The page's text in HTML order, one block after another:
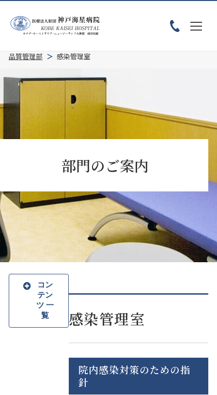
品質管理部
感染管理室
部門のご案内
感染管理室
院内感染対策のための指
針
コン
テン
ツ 一
覧